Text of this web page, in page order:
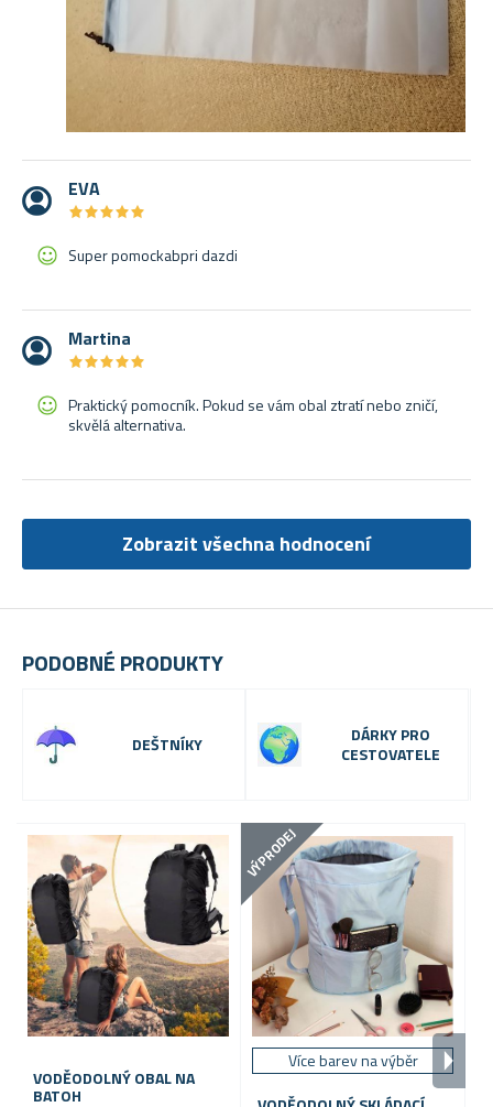
PODOBNÉ PRODUKTY
DEŠTNÍKY
DÁRKY PRO
CESTOVATELE
VODĚODOLNÝ OBAL NA
BATOH
VÝPRODEJ
Více barev na výběr
EVA
★★★★★
★★★★★
Super pomockabpri dazdi
Martina
★★★★★
★★★★★
Praktický pomocník. Pokud se vám obal ztratí nebo zničí,
skvělá alternativa.
Zobrazit všechna hodnocení